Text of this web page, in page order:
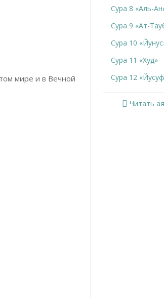
мире и в Вечной
Сура 8 «Аль-
Сура 9 «Ат-
Сура 10
Сура 11 «Худ»
Сура 12
Читать